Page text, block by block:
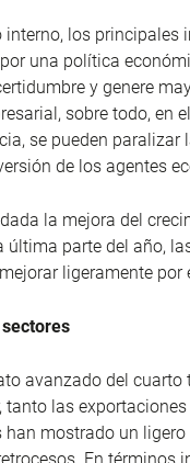
interno, los principales
una política
y genere
sobre todo, en
se pueden paralizar
de los agentes
la mejora del
última parte del año,
ligeramente por
avanzado del cuarto
tanto las
mostrado un ligero